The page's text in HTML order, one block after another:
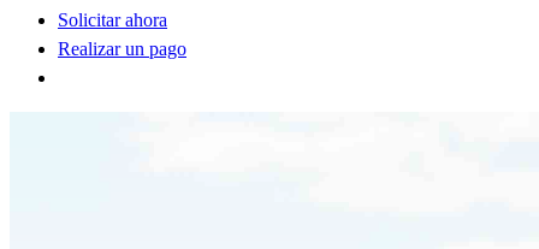
Solicitar ahora
Realizar un pago